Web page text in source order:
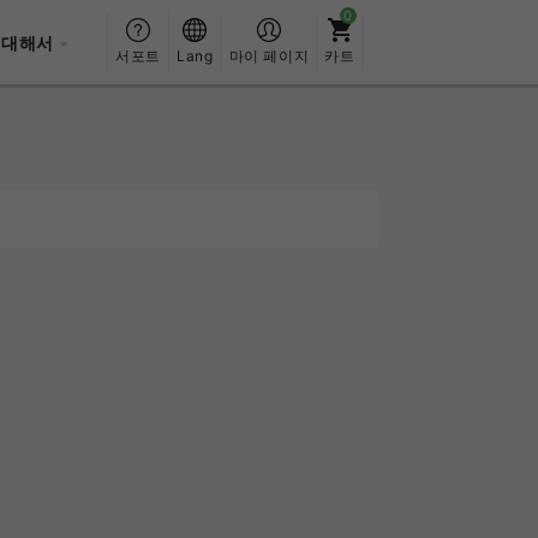
해서
서포트 Lang 마이 페이지 카트